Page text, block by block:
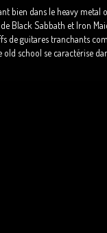
bien dans le heavy
Black Sabbath et Iron
de guitares tranchants
old school se caractérise